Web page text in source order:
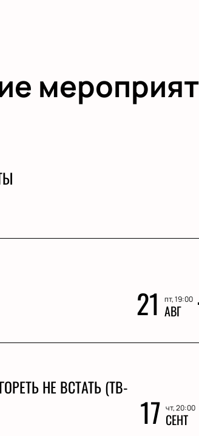
21 пт, 19:00
АВГ
НЕ ВСТАТЬ (ТВ-
17 чт, 20:00
СЕНТ